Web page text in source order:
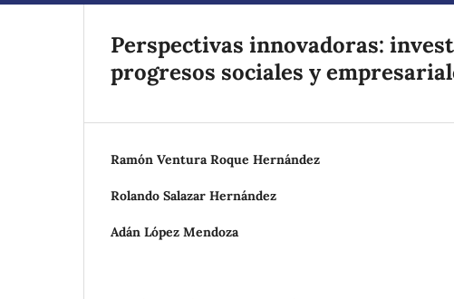
Perspectivas innovadoras:
progresos sociales y
Ramón Ventura Roque Hernández
Rolando Salazar Hernández
Adán López Mendoza